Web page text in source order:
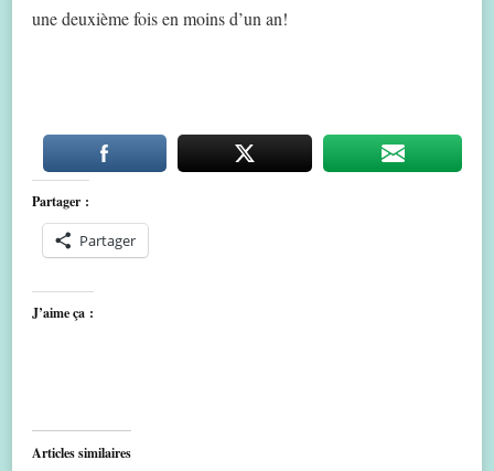
une deuxième fois en moins d’un an!
Partager :
Partager
J’aime ça :
Articles similaires